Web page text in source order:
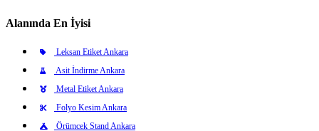
Alanında En İyisi
Leksan Etiket Ankara
Asit İndirme Ankara
Metal Etiket Ankara
Folyo Kesim Ankara
Örümcek Stand Ankara